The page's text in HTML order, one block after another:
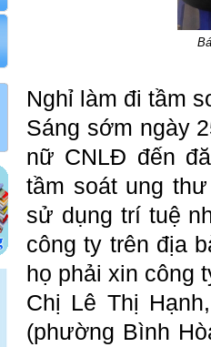
Nghỉ làm đi tầm
Sáng sớm ngày
nữ CNLĐ đến
tầm soát ung
sử dụng trí tuệ
công ty trên địa
họ phải xin công
Chị Lê Thị
(phường Bình